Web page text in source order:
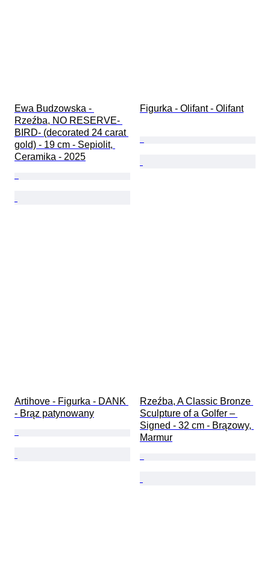
Ewa Budzowska -
Rzeźba, NO RESERVE-
BIRD- (decorated 24 carat
gold) - 19 cm - Sepiolit,
Ceramika - 2025
Figurka - Olifant - Olifant
Artihove - Figurka - DANK
- Brąz patynowany
Rzeźba, A Classic Bronze
Sculpture of a Golfer –
Signed - 32 cm - Brązowy,
Marmur